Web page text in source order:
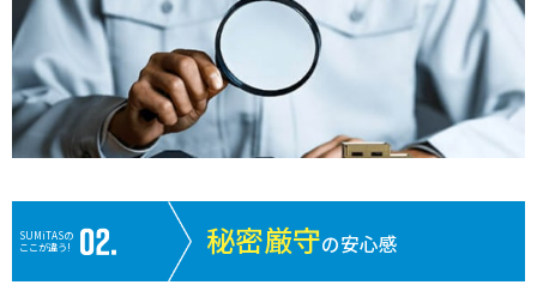
SUMiTASの
ここが違う!
秘密厳守の安心感